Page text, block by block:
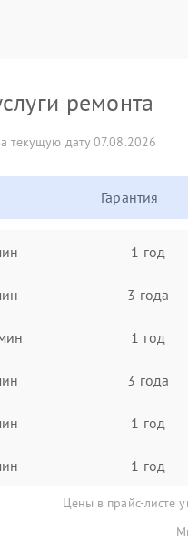
ремонта
текущую дату 07.08.2026
Гарантия
1 год
3 года
1 год
3 года
1 год
1 год
Цены в прайс-листе